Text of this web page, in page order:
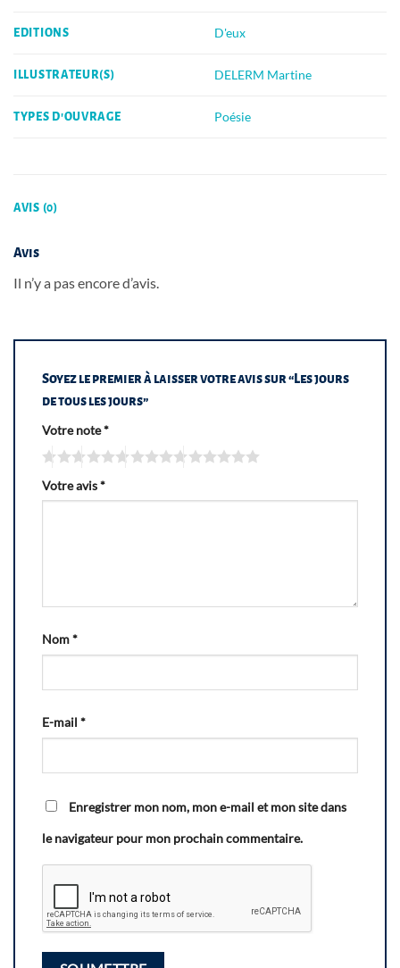
EDITIONS D'eux
ILLUSTRATEUR(S) DELERM Martine
TYPES D'OUVRAGE Poésie
AVIS (0)
Avis
Il n’y a pas encore d’avis.
Soyez le premier à laisser votre avis sur “Les jours
de tous les jours”
Votre note*
Votre avis*
Nom*
E-mail *
Enregistrer mon nom, mon e-mail et mon site dans
le navigateur pour mon prochain commentaire.